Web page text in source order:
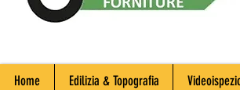
Home Edilizia & Topografia